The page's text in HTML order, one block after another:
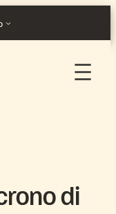
di